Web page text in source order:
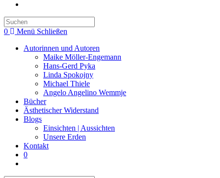
umschalten
Escape
close
the
search
0 Menü Schließen
Autorinnen und Autoren
Maike Möller-Engemann
Hans-Gerd Pyka
Linda Spokojny
Michael Thiele
Angelo Angelino Wemmje
Bücher
Ästhetischer Widerstand
Blogs
Einsichten | Aussichten
Unsere Erden
Kontakt
0